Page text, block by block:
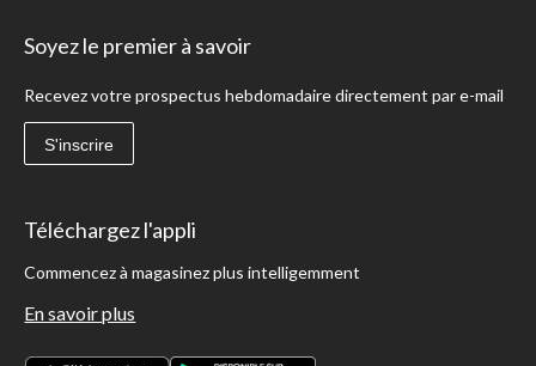
Soyez le premier à savoir
Recevez votre prospectus hebdomadaire directement par e-mail
S'inscrire
Téléchargez l'appli
Commencez à magasinez plus intelligemment
En savoir plus